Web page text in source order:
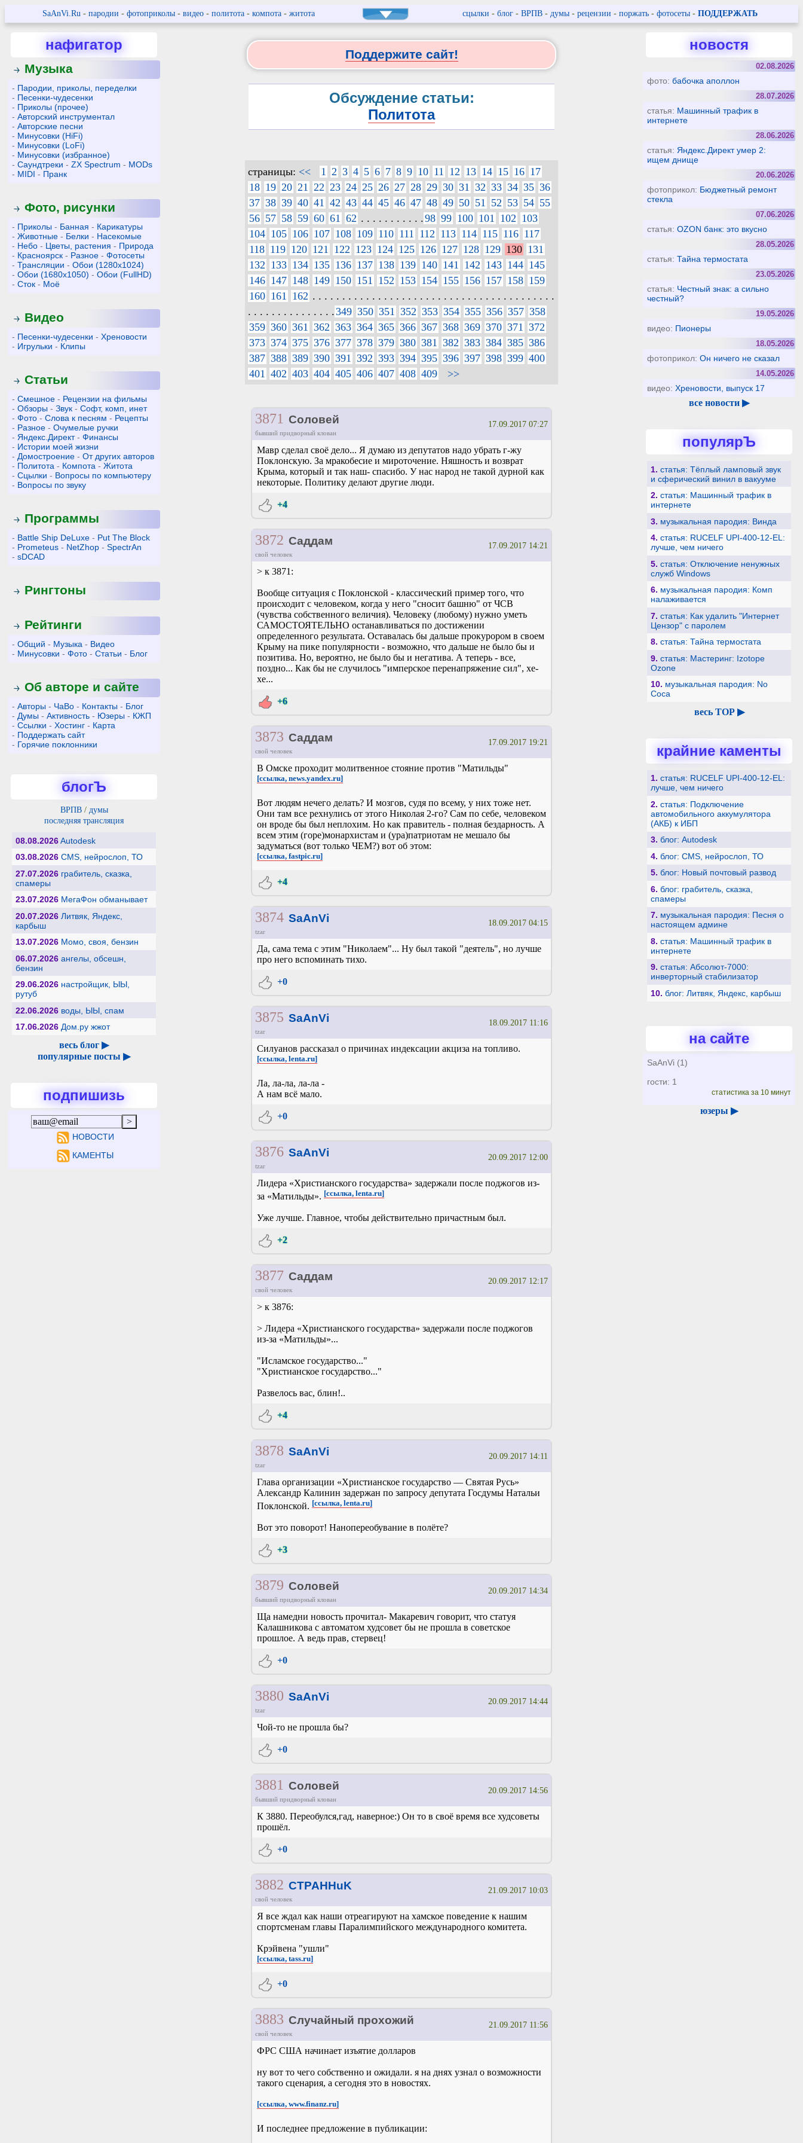
SaAnVi.Ru- пародии - фотоприколы- видео- политота- компота- житота сцылки - блог- ВРПВ- думы- рецензии - поржать- фотосеты - ПОДДЕРЖАТЬ
нафигатор
Музыка
- Пародии, приколы, переделки
- Песенки-чудесенки
- Приколы (прочее)
-Авторский инструментал
-Авторские песни
- Минусовки (HiFi)
- Минусовки (LoFi)
- Минусовки (избранное)
-Саундтреки -ZX Spectrum - MODs
- MIDI - Пранк
Фото, рисунки
- Приколы - Банная - Карикатуры
-Животные - Белки - Насекомые
- Небо - Цветы, растения - Природа
- Красноярск - Разное -Фотосеты
-Трансляции -Обои (1280x1024)
-Обои (1680x1050) -Обои (FullHD)
-Сток - Моё
Видео
- Песенки-чудесенки -Хреновости
- Игрульки - Клипы
Статьи
-Смешное - Рецензии на фильмы
-Обзоры -Звук -Софт, комп, инет
-Фото -Слова к песням - Рецепты
- Разное -Очумелые ручки
- Яндекс.Директ-Финансы
- Истории моей жизни
- Домостроение -От других авторов
- Политота - Компота -Житота
-Сцылки - Вопросы по компьютеру
- Вопросы по звуку
Программы
- Battle Ship DeLuxe - Put The Block
- Prometeus - NetZhop -SpectrAn
-sDCAD
Рингтоны
Рейтинги
-Общий - Музыка - Видео
- Минусовки -Фото -Статьи - Блог
Об авторе и сайте
-Авторы - ЧаВо - Контакты - Блог
- Думы -Активность - Юзеры - КЖП
-Ссылки -Хостинг - Карта
- Поддержать сайт
- Горячие поклонники
блогЪ
ВРПВ/ думы
последняя трансляция
08.08.2026Autodesk
03.08.2026 CMS, нейрослоп, ТО
27.07.2026 грабитель, сказка,
спамеры
23.07.2026 МегаФон обманывает
20.07.2026 Литвяк, Яндекс,
карбыш
13.07.2026 Момо, своя, бензин
06.07.2026 ангелы, обсешн,
бензин
29.06.2026 настройщик, ЫЫ,
рутуб
22.06.2026 воды, ЫЫ, спам
17.06.2026 Дом.ру жжот
весь блог ▶
популярные посты ▶
подпишизь
НОВОСТИ
КАМЕНТЫ
Поддержите сайт!
Обсуждение статьи:
Политота
страницы: << 1 2 3 4 5 6 7 8 9 10 11 12 13 14 15 16 17
18 19 20 21 22 23 24 25 26 27 28 29 30 31 32 33 34 35 36
37 38 39 40 41 42 43 44 45 46 47 48 49 50 51 52 53 54 55
56 57 58 59 60 61 62 . . . . . . . . . . .98 99 100 101 102 103
104 105 106 107 108 109 110 111 112 113 114 115 116 117
118 119 120 121 122 123 124 125 126 127 128 129 130 131
132 133 134 135 136 137 138 139 140 141 142 143 144 145
146 147 148 149 150 151 152 153 154 155 156 157 158 159
160 161 162 . . . . . . . . . . . . . . . . . . . . . . . . . . . . . . . . . . . . . . . . .
. . . . . . . . . . . . . . .349 350 351 352 353 354 355 356 357 358
359 360 361 362 363 364 365 366 367 368 369 370 371 372
373 374 375 376 377 378 379 380 381 382 383 384 385 386
387 388 389 390 391 392 393 394 395 396 397 398 399 400
401 402 403 404 405 406 407 408 409 >>
3871 Соловей
бывший придворный клован
17.09.2017 07:27
Мавр сделал своё дело... Я думаю из депутатов надо убрать г-жу
Поклонскую. За мракобесие и мироточение. Няшность и возврат
Крыма, который и так наш- спасибо. У нас народ не такой дурной как
некоторые. Политику делают другие люди.
+4
3872 Саддам
свой человек
17.09.2017 14:21
> к 3871:
Вообще ситуация с Поклонской - классический пример того, что
происходит с человеком, когда у него "сносит башню" от ЧСВ
(чувства собственного величия). Человеку (любому) нужно уметь
САМОСТОЯТЕЛЬНО останавливаться по достижении
определенного результата. Оставалась бы дальше прокурором в своем
Крыму на пике популярности - возможно, что дальше не было бы и
позитива. Но, вероятно, не было бы и негатива. А теперь - все,
поздно... Как бы не случилось "имперское перенапряжение сил", хе-
хе...
+6
3873 Саддам
свой человек
17.09.2017 19:21
В Омске проходит молитвенное стояние против "Матильды"
[ссылка, news.yandex.ru]
Вот людям нечего делать? И мозгов, судя по всему, у них тоже нет.
Они там все рехнулись от этого Николая 2-го? Сам по себе, человеком
он вроде бы был неплохим. Но как правитель - полная бездарность. А
всем этим (горе)монархистам и (ура)патриотам не мешало бы
задуматься (вот только ЧЕМ?) вот об этом:
[ссылка, fastpic.ru]
+4
3874 SaAnVi
tzar
18.09.2017 04:15
Да, сама тема с этим "Николаем"... Ну был такой "деятель", но лучше
про него вспоминать тихо.
+0
3875 SaAnVi
tzar
18.09.2017 11:16
Силуанов рассказал о причинах индексации акциза на топливо.
[ссылка, lenta.ru]
Ла, ла-ла, ла-ла -
А нам всё мало.
+0
3876 SaAnVi
tzar
20.09.2017 12:00
Лидера «Христианского государства» задержали после поджогов из-
за «Матильды». [ссылка, lenta.ru]
Уже лучше. Главное, чтобы действительно причастным был.
+2
3877 Саддам
свой человек
20.09.2017 12:17
> к 3876:
> Лидера «Христианского государства» задержали после поджогов
из-за «Матильды»...
"Исламское государство..."
"Христианское государство..."
Развелось вас, блин!..
+4
3878 SaAnVi
tzar
20.09.2017 14:11
Глава организации «Христианское государство — Святая Русь»
Александр Калинин задержан по запросу депутата Госдумы Натальи
Поклонской. [ссылка, lenta.ru]
Вот это поворот! Нанопереобувание в полёте?
+3
3879 Соловей
бывший придворный клован
20.09.2017 14:34
Ща намедни новость прочитал- Макаревич говорит, что статуя
Калашникова с автоматом худсовет бы не прошла в советское
прошлое. А ведь прав, стервец!
+0
3880 SaAnVi
tzar
20.09.2017 14:44
Чой-то не прошла бы?
+0
3881 Соловей
бывший придворный клован
20.09.2017 14:56
К 3880. Переобулся,гад, наверное:) Он то в своё время все худсоветы
прошёл.
+0
3882 CTPAHHuK
свой человек
21.09.2017 10:03
Я все ждал как наши отреагируют на хамское поведение к нашим
спортсменам главы Паралимпийского международного комитета.
Крэйвена "ушли"
[ссылка, tass.ru]
+0
3883 Случайный прохожий
свой человек
21.09.2017 11:56
ФРС США начинает изъятие долларов
ну вот то чего собственно и ожидали. я на днях узнал о возможности
такого сценария, а сегодня это в новостях.
[ссылка, www.finanz.ru]
И последнее предложение в публикации:
новостя
02.08.2026
фото:бабочка аполлон
28.07.2026
статья: Машинный трафик в
интернете
28.06.2026
статья: Яндекс.Директ умер 2:
ищем днище
20.06.2026
фотоприкол: Бюджетный ремонт
стекла
07.06.2026
статья:OZON банк: это вкусно
28.05.2026
статья:Тайна термостата
23.05.2026
статья: Честный знак: а сильно
честный?
19.05.2026
видео: Пионеры
18.05.2026
фотоприкол:Он ничего не сказал
14.05.2026
видео:Хреновости, выпуск 17
все новости ▶
популярЪ
1. статья: Тёплый ламповый звук
и сферический винил в вакууме
2. статья: Машинный трафик в
интернете
3. музыкальная пародия: Винда
4. статья: RUCELF UPI-400-12-EL:
лучше, чем ничего
5. статья: Отключение ненужных
служб Windows
6. музыкальная пародия: Комп
налаживается
7. статья: Как удалить "Интернет
Цензор" с паролем
8. статья: Тайна термостата
9. статья: Мастеринг: Izotope
Ozone
10. музыкальная пародия: No
Coca
весь TOP ▶
крайние каменты
1. статья: RUCELF UPI-400-12-EL:
лучше, чем ничего
2. статья: Подключение
автомобильного аккумулятора
(АКБ) к ИБП
3. блог: Autodesk
4. блог: CMS, нейрослоп, ТО
5. блог: Новый почтовый развод
6. блог: грабитель, сказка,
спамеры
7. музыкальная пародия: Песня о
настоящем админе
8. статья: Машинный трафик в
интернете
9. статья: Абсолют-7000:
инверторный стабилизатор
10. блог: Литвяк, Яндекс, карбыш
на сайте
SaAnVi (1)
гости: 1
статистика за 10 минут
юзеры ▶